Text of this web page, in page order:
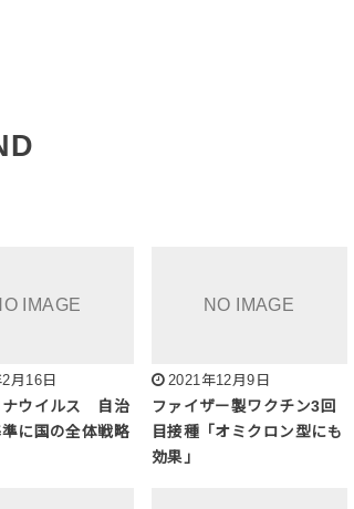
月16日
ナウイルス 自治
に国の全体戦略
2021年12月9日
ファイザー製ワクチン3回
目接種「オミクロン型にも
効果」